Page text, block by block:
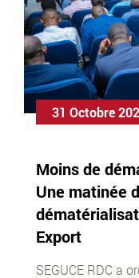
31 Octobre
Moins de
Une matinée
Export
SEGUCE RDC a